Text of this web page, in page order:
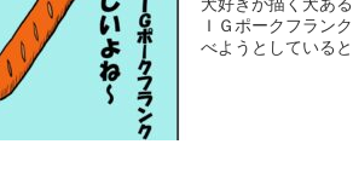
犬好きが描く犬あ
ＩＧポークフラン
べようとしていると